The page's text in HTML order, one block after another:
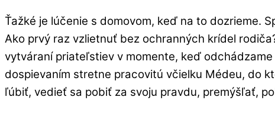
Ťažké je lúčenie s domovom, keď na to dozrieme.
Ako prvý raz vzlietnuť bez ochranných krídel
vytváraní priateľstiev v momente, keď
dospievaním stretne pracovitú včielku Médeu, do
ľúbiť, vedieť sa pobiť za svoju pravdu, premýšľať,